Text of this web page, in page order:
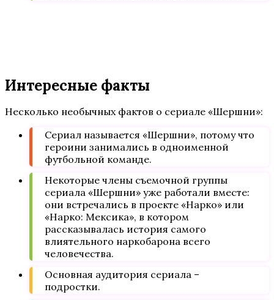
Интересные факты
Несколько необычных фактов о сериале «Шершни»:
Сериал называется «Шершни», потому что
героини занимались в одноименной
футбольной команде.
Некоторые члены съемочной группы
сериала «Шершни» уже работали вместе:
они встречались в проекте «Нарко» или
«Нарко: Мексика», в котором
рассказывалась история самого
влиятельного наркобарона всего
человечества.
Основная аудитория сериала –
подростки.